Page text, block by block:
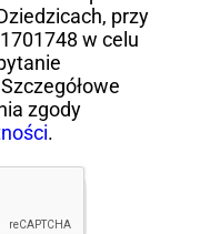
przy
w celu
zgody
.